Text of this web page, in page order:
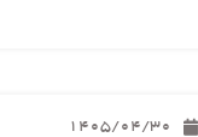
1405/04/30